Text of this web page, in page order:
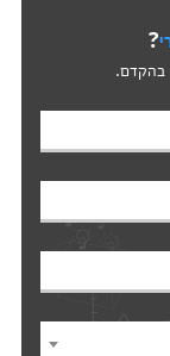
?
בהקדם.